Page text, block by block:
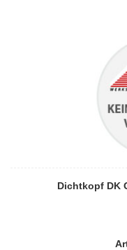
Dichtkopf DK